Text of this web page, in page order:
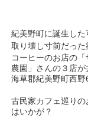
紀美野町に誕生し
取り壊し寸前だった
コーヒーのお店の
農園」さんの３店
海草郡紀美野町西
古民家カフェ巡り
はいかが？